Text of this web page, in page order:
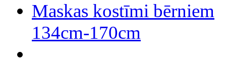
Maskas kostīmi bērniem
134cm-170cm